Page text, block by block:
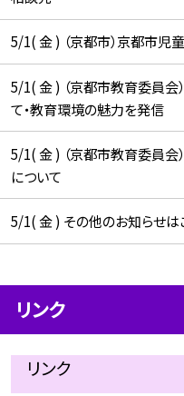
5/1( 金 ) （京都市）京都市
5/1( 金 ) （京都市教育委員会
て・教育環境の魅力を発信
5/1( 金 ) （京都市教育委員会
について
5/1( 金 ) その他のお知らせは
リンク
リンク